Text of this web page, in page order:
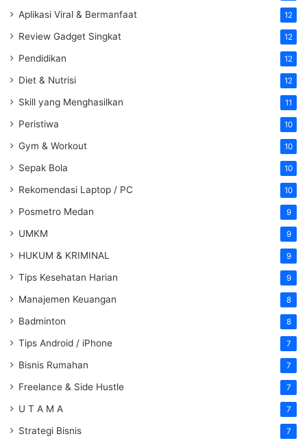
Aplikasi Viral & Bermanfaat 12
Review Gadget Singkat 12
Pendidikan 12
Diet & Nutrisi 12
Skill yang Menghasilkan 11
Peristiwa 10
Gym & Workout 10
Sepak Bola 10
Rekomendasi Laptop / PC 10
Posmetro Medan 9
UMKM 9
HUKUM & KRIMINAL 9
Tips Kesehatan Harian 9
Manajemen Keuangan 8
Badminton 8
Tips Android / iPhone 7
Bisnis Rumahan 7
Freelance & Side Hustle 7
U T A M A 7
Strategi Bisnis 7